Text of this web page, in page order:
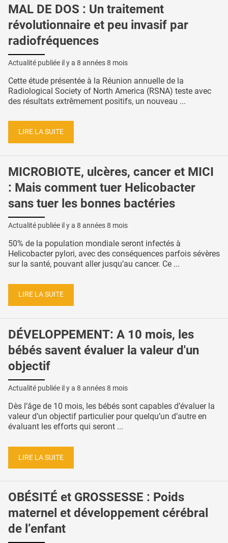
MAL DE DOS : Un traitement
révolutionnaire et peu invasif par
radiofréquences
Actualité publiée il y a 8 années 8 mois
Cette étude présentée à la Réunion annuelle de la
Radiological Society of North America (RSNA) teste avec
des résultats extrêmement positifs, un nouveau ...
LIRE LA SUITE
MICROBIOTE, ulcères, cancer et MICI
: Mais comment tuer Helicobacter
sans tuer les bonnes bactéries
Actualité publiée il y a 8 années 8 mois
50% de la population mondiale seront infectés à
Helicobacter pylori, avec des conséquences parfois sévères
sur la santé, pouvant aller jusqu’au cancer. Ce ...
LIRE LA SUITE
DÉVELOPPEMENT: A 10 mois, les
bébés savent évaluer la valeur d'un
objectif
Actualité publiée il y a 8 années 8 mois
Dès l’âge de 10 mois, les bébés sont capables d’évaluer la
valeur d’un objectif particulier pour quelqu’un d’autre en
évaluant les efforts qui seront ...
LIRE LA SUITE
OBÉSITÉ et GROSSESSE : Poids
maternel et développement cérébral
de l’enfant